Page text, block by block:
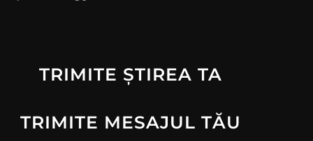
TRIMITE ȘTIREA TA
TRIMITE MESAJUL TĂU